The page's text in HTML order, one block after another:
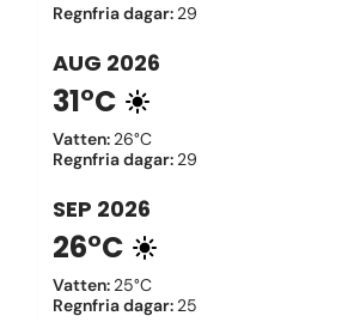
Regnfria dagar: 29
AUG 2026
31°C
Vatten: 26°C
Regnfria dagar: 29
SEP 2026
26°C
Vatten: 25°C
Regnfria dagar: 25